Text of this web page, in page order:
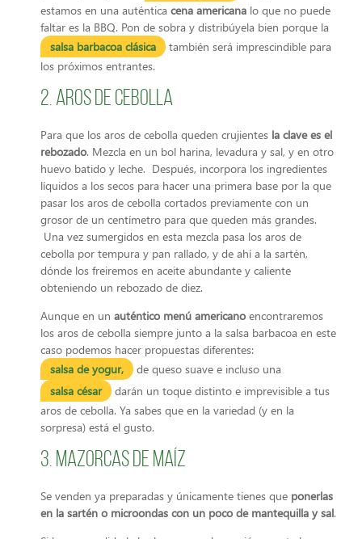
estamos en una auténtica cena americana lo que no puede
faltar es la BBQ. Pon de sobra y distribúyela bien porque la
salsa barbacoa clásica
también será imprescindible para
los próximos entrantes.
2. Aros de cebolla
Para que los aros de cebolla queden crujientes la clave es el
rebozado. Mezcla en un bol harina, levadura y sal, y en otro
huevo batido y leche. Después, incorpora los ingredientes
líquidos a los secos para hacer una primera base por la que
pasar los aros de cebolla cortados previamente con un
grosor de un centímetro para que queden más grandes.
Una vez sumergidos en esta mezcla pasa los aros de
cebolla por tempura y pan rallado, y de ahí a la sartén,
dónde los freiremos en aceite abundante y caliente
obteniendo un rebozado de diez.
Aunque en un auténtico menú americano encontraremos
los aros de cebolla siempre junto a la salsa barbacoa en este
caso podemos hacer propuestas diferentes:
salsa de yogur,
de queso suave e incluso una
salsa césar
darán un toque distinto e imprevisible a tus
aros de cebolla. Ya sabes que en la variedad (y en la
sorpresa) está el gusto.
3. Mazorcas de maíz
Se venden ya preparadas y únicamente tienes que ponerlas
en la sartén o microondas con un poco de mantequilla y sal.